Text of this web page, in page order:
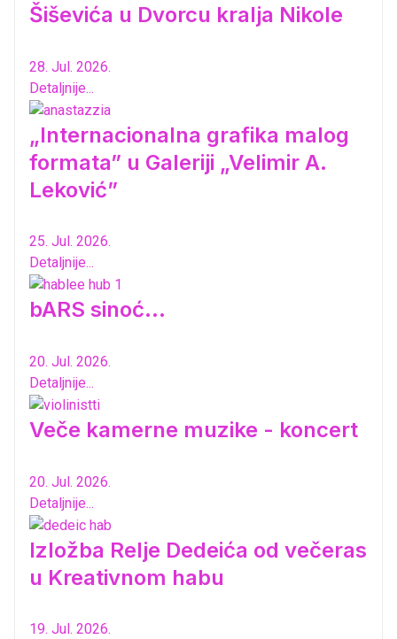
Šiševića u Dvorcu kralja Nikole
28. Jul. 2026.
Detaljnije...
„Internacionalna grafika malog
formata” u Galeriji „Velimir A.
Leković”
25. Jul. 2026.
Detaljnije...
bARS sinoć...
20. Jul. 2026.
Detaljnije...
Veče kamerne muzike - koncert
20. Jul. 2026.
Detaljnije...
Izložba Relje Dedeića od večeras
u Kreativnom habu
19. Jul. 2026.